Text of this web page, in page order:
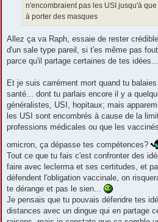
n'encombraient pas les USI jusqu'à
à porter des masques
Allez ça va Raph, essaie de rester
d'un sale type pareil, si t'es même pas
parce qu'il partage certaines de tes idées...
Et je suis carrément mort quand tu
santé... dont tu parlais encore il y a
généralistes, USI, hopitaux; mais
les USI sont encombrés à cause de la
professions médicales ou que les
omicron, ça dépasse tes compétences?
Tout ce que tu fais c'est confronter des
faire avec leclerma et ses certitudes, et
défendent l'obligation vaccinale, on
te dérange et pas le sien...
Je pensais que tu pouvais défendre tes
distances avec un dingue qui en partage